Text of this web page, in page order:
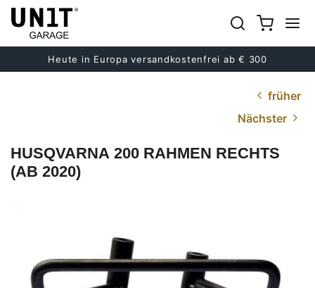
Heute in Europa versandkostenfrei ab € 300
früher
Nächster
HUSQVARNA 200 RAHMEN RECHTS
(AB 2020)